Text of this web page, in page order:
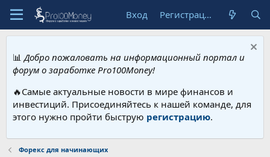
Вход Регистрация
📊 Добро пожаловать на информационный портал и
форум о заработке Pro100Money!
🔥Самые актуальные новости в мире финансов и
инвестиций. Присоединяйтесь к нашей команде, для
этого нужно пройти быструю регистрацию.
Форекс для начинающих